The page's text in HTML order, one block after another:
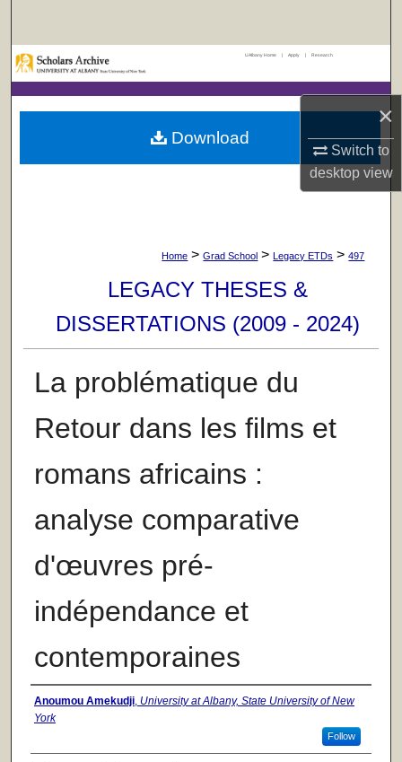
×
Switch to
desktopview
Browse Collections
My Account
UAlbany Home | Apply | Research
Home > Grad School > Legacy ETDs > 497
LEGACY THESES &
DISSERTATIONS (2009 - 2024)
La problématique du
Retour dans les films et
romans africains :
analyse comparative
d'œuvres pré-
indépendance et
contemporaines
Author
Anoumou Amekudji, University at Albany, State University of New
York
Follow
Download